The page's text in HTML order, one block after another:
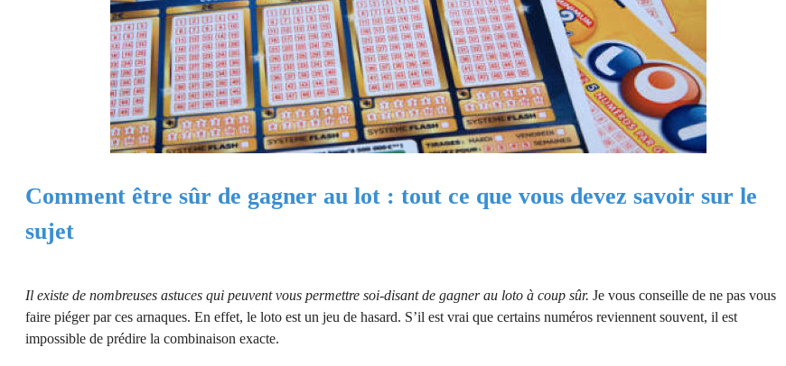
Comment être sûr de gagner au lot : tout ce que vous devez savoir sur le
sujet
Il existe de nombreuses astuces qui peuvent vous permettre soi-disant de gagner au loto à coup sûr. Je vous conseille de ne pas vous
faire piéger par ces arnaques. En effet, le loto est un jeu de hasard. S’il est vrai que certains numéros reviennent souvent, il est
impossible de prédire la combinaison exacte.